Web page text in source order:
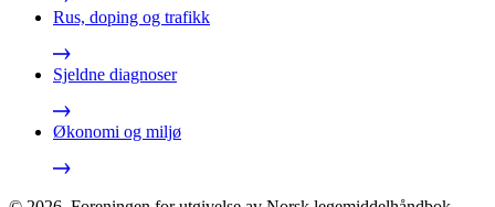
Rus, doping og trafikk
Sjeldne diagnoser
Økonomi og miljø